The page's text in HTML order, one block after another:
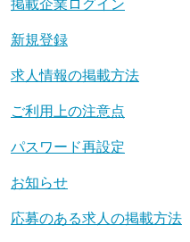
新規登録
求人情報の掲載方法
ご利用上の注意点
パスワード再設定
お知らせ
応募のある求人の掲載方法